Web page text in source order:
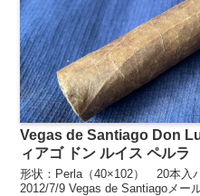
Vegas de Santiago Don
ィアゴ ドン ルイス ペルラ
形状：Perla（40×102） 20本入
2012/7/9 Vegas de Santiagoメ